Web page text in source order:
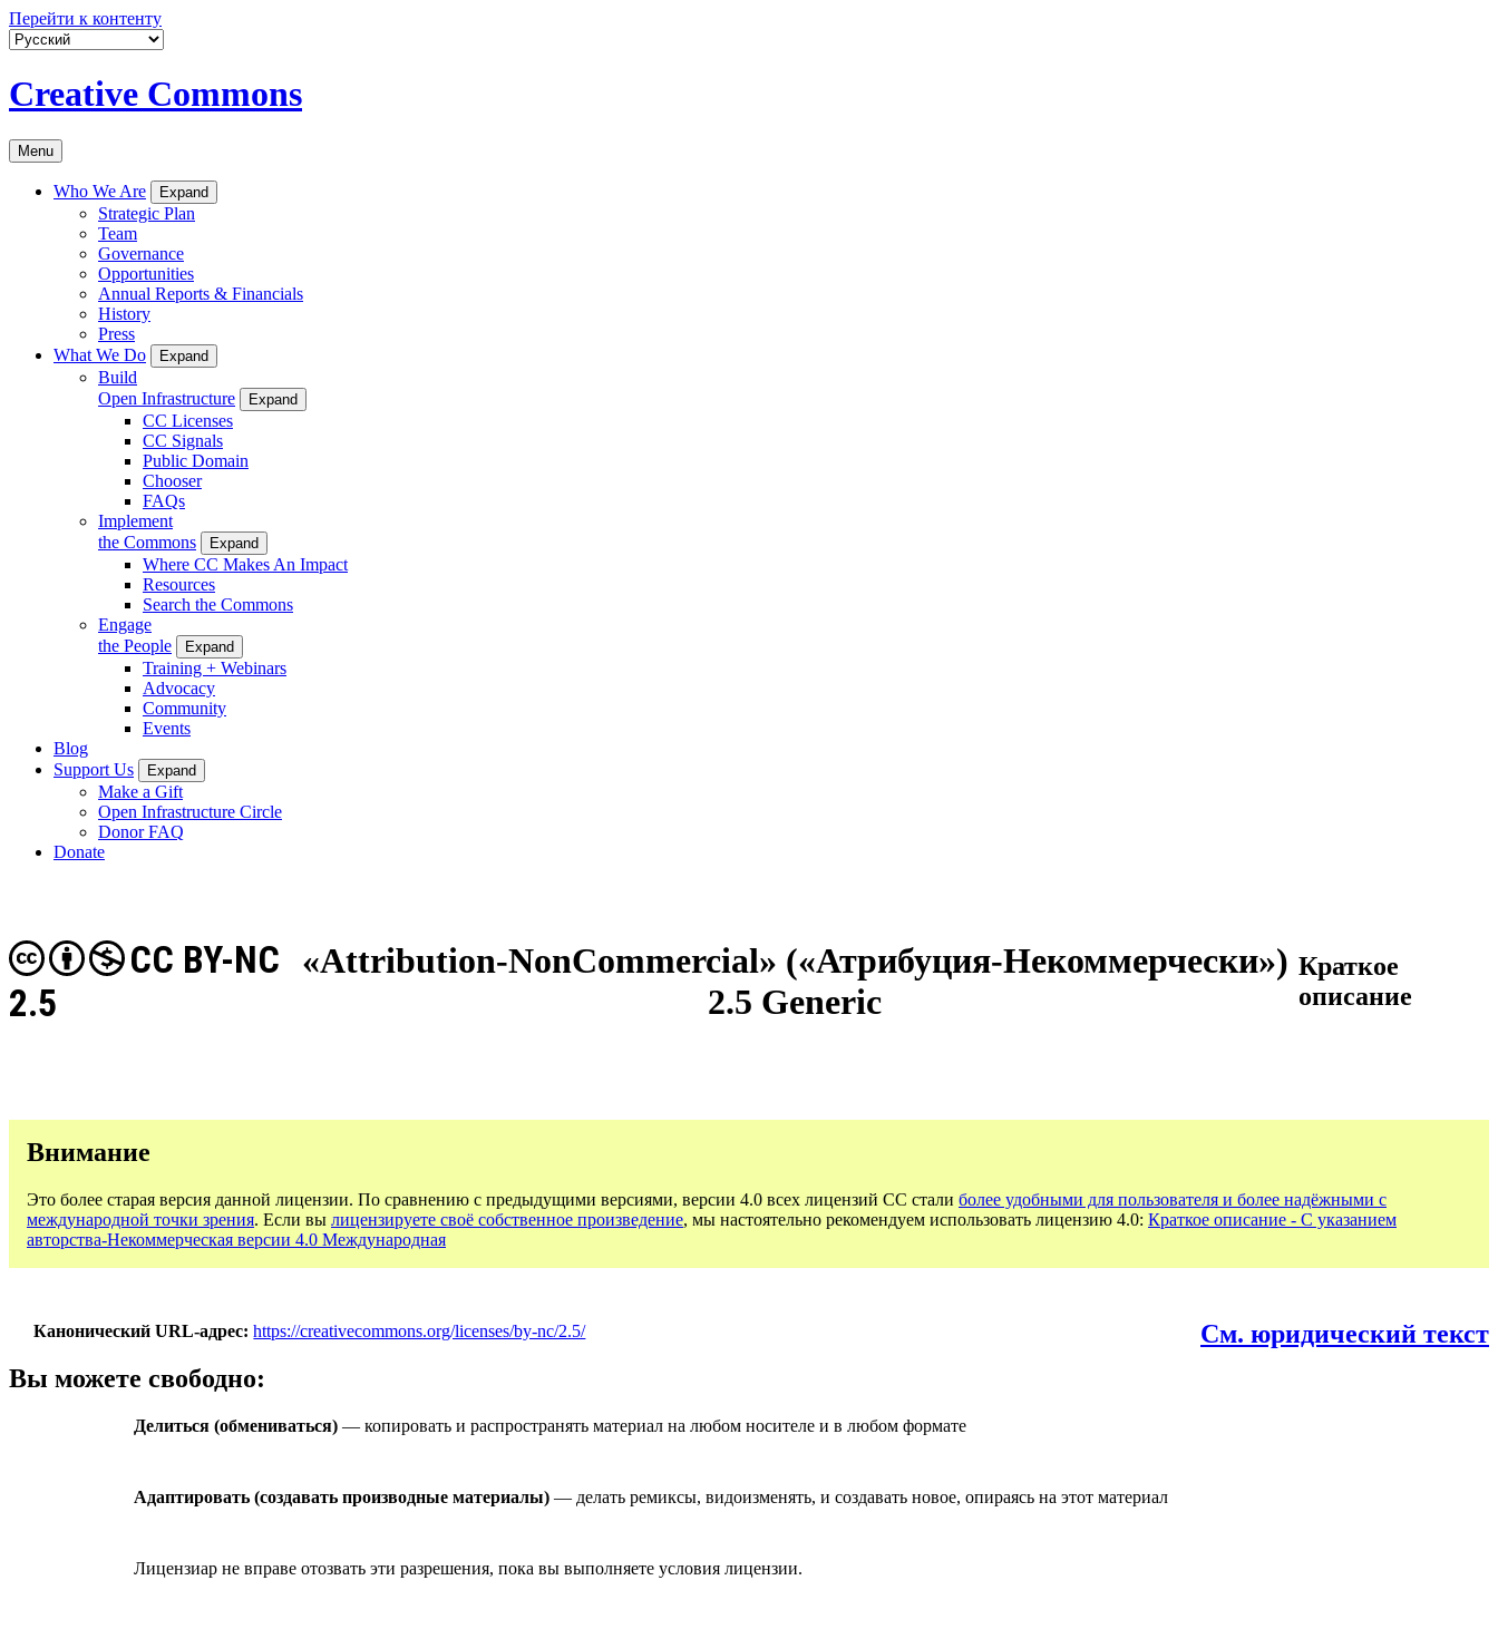
Перейти к контенту
Creative Commons
Menu
Who We Are Expand
Strategic Plan
Team
Governance
Opportunities
Annual Reports & Financials
History
Press
What We Do
Expand
Build
Open Infrastructure
Expand
CC Licenses
CC Signals
Public Domain
Chooser
FAQs
Implement
the Commons
Expand
Where CC Makes An Impact
Resources
Search the Commons
Engage
the People
Expand
Training + Webinars
Advocacy
Community
Events
Blog
Support Us
Expand
Make a Gift
Open Infrastructure Circle
Donor FAQ
Donate
«Attribution-NonCommercial» («Атрибуция-Некоммерчески»)
2.5 Generic
CC BY-NC
2.5
Краткое
описание
Внимание
Это более старая версия данной лицензии. По сравнению с предыдущими версиями, версии 4.0 всех лицензий CC стали более удобными для пользователя и более надёжными с
международной точки зрения. Если вы лицензируете своё собственное произведение, мы настоятельно рекомендуем использовать лицензию 4.0: Краткое описание - С указанием
авторства-Некоммерческая версии 4.0 Международная
Канонический URL-адрес https://creativecommons.org/licenses/by-nc/2.5/
См. юридический текст
Вы можете свободно:
Делиться (обмениваться) — копировать и распространять материал на любом носителе и в любом формате
Адаптировать (создавать производные материалы) — делать ремиксы, видоизменять, и создавать новое, опираясь на этот материал
Лицензиар не вправе отозвать эти разрешения, пока вы выполняете условия лицензии.